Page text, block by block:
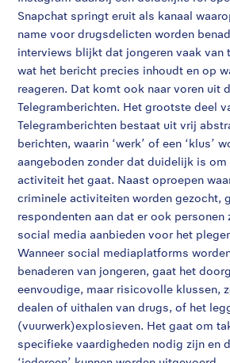
Snapchat springt eruit als kanaal
name voor drugsdelicten worden
interviews blijkt dat jongeren vaak van
wat het bericht precies inhoudt en op
reageren. Dat komt ook naar voren uit
Telegramberichten. Het grootste deel
Telegramberichten bestaat uit vrij
berichten, waarin ‘werk’ of een ‘klus’
aangeboden zonder dat duidelijk is
activiteit het gaat. Naast oproepen
criminele activiteiten worden gezocht,
respondenten aan dat er ook personen
social media aanbieden voor het
Wanneer social mediaplatforms
benaderen van jongeren, gaat het
eenvoudige, maar risicovolle klussen,
dealen of uithalen van drugs, of het
(vuurwerk)explosieven. Het gaat om
specifieke vaardigheden nodig zijn en